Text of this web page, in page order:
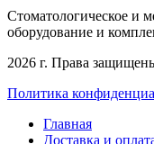
Стоматологическое и
оборудование и
2026 г. Права
Политика
Главная
Доставка и